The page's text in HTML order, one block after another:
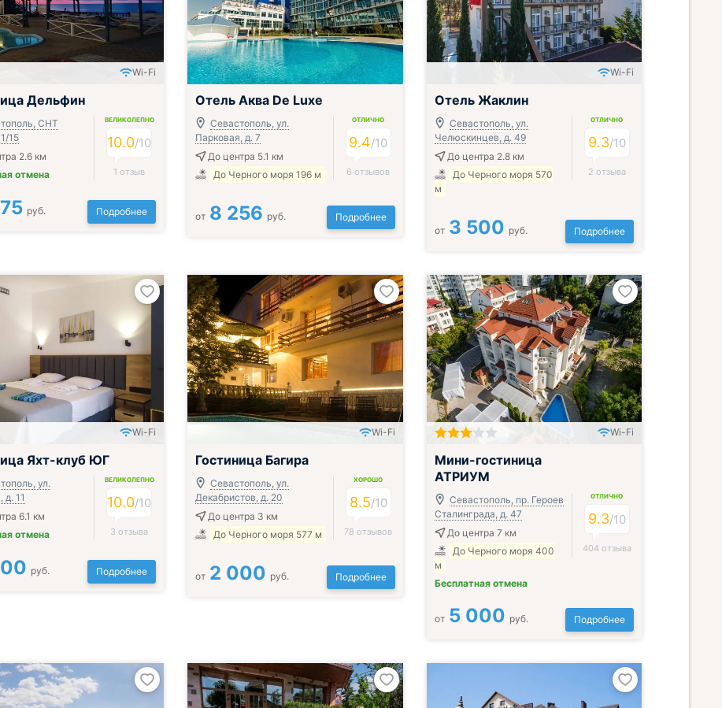
Wi-Fi
Дельфин
CНТ
15
2.6 км
отмена
ВЕЛИКОЛЕПНО
10.0/10
1 отзыв
руб. Подробнее
Отель Аква De Luxe
Севастополь, ул.
Парковая, д. 7
До центра 5.1 км
До Черного моря 196 м
ОТЛИЧНО
9.4/10
6 отзывов
от 8 256 руб. Подробнее
Wi-Fi
Отель Жаклин
Севастополь, ул.
Челюскинцев, д. 49
До центра 2.8 км
До Черного моря 570
м
ОТЛИЧНО
9.3/10
2 отзыва
от 3 500 руб. Подробнее
Wi-Fi
Яхт-клуб ЮГ
ул.
д. 11
6.1 км
отмена
ВЕЛИКОЛЕПНО
10.0/10
3 отзыва
руб. Подробнее
Wi-Fi
Гостиница Багира
Севастополь, ул.
Декабристов, д. 20
До центра 3 км
До Черного моря 577 м
ХОРОШО
8.5/10
78 отзывов
от 2 000 руб. Подробнее
Wi-Fi
Мини-гостиница
АТРИУМ
Севастополь, пр. Героев
Сталинграда, д. 47
До центра 7 км
До Черного моря 400
м
Бесплатная отмена
ОТЛИЧНО
9.3/10
404 отзыва
от 5 000 руб. Подробнее